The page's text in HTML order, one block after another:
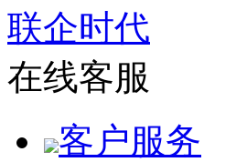
联企时代
在线客服
客户服务